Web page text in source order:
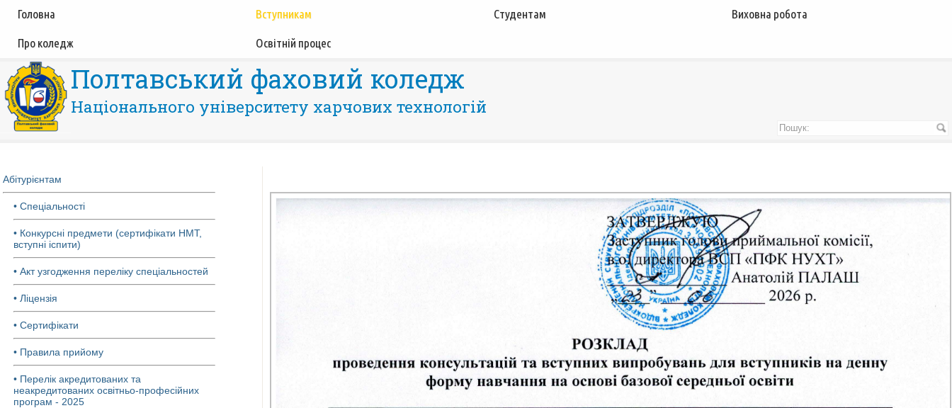
Головна Вступникам Студентам Виховна робота
Про коледж Освітній процес
Полтавський фаховий коледж
Національного університету харчових технологій
Абітурієнтам
• Спеціальності
• Конкурсні предмети (сертифікати НМТ,
вступні іспити)
• Акт узгодження переліку спеціальностей
• Ліцензія
• Сертифікати
• Правила прийому
• Перелік акредитованих та
неакредитованих освітньо-професійних
програм - 2025